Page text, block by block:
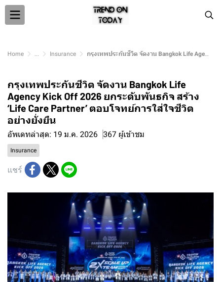
Home ... Insurance กรุงเทพประกันชีวิต จัดงาน Bangkok Life Agency Kick Off 2026 ยกระดับพันธกิจ สร้าง ‘Life Care Partner’ ตอบโจทย์การใส่ใจชีวิตอย่างยั่งยืน
กรุงเทพประกันชีวิต จัดงาน Bangkok Life
Agency Kick Off 2026 ยกระดับพันธกิจ สร้าง
‘Life Care Partner’ ตอบโจทย์การใส่ใจชีวิต
อย่างยั่งยืน
อัพเดทล่าสุด: 19 ม.ค. 2026 367 ผู้เข้าชม
Insurance
แชร์